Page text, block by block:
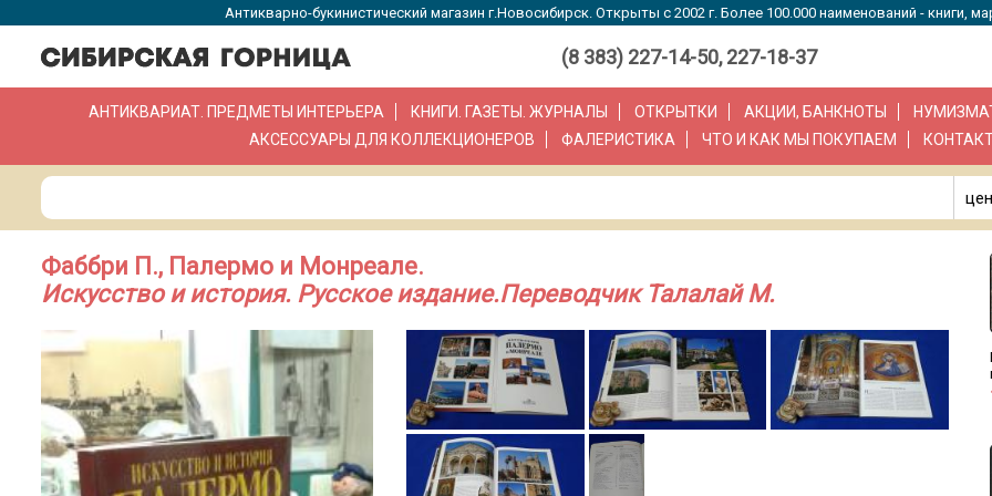
Антикварно-букинистический магазин г.Новосибирск. Открыты с 2002 г. Более 100.000 наименований - книги,
(8 383) 227-14-50, 227-18-37
АНТИКВАРИАТ. ПРЕДМЕТЫ ИНТЕРЬЕРА КНИГИ. ГАЗЕТЫ. ЖУРНАЛЫ ОТКРЫТКИ АКЦИИ, БАНКНОТЫ
АКСЕССУАРЫ ДЛЯ КОЛЛЕКЦИОНЕРОВ
ФАЛЕРИСТИКА ЧТО И КАК МЫ ПОКУПАЕМ
Фаббри П., Палермо и Монреале.
Искусство и история. Русское издание.Переводчик Талалай М.